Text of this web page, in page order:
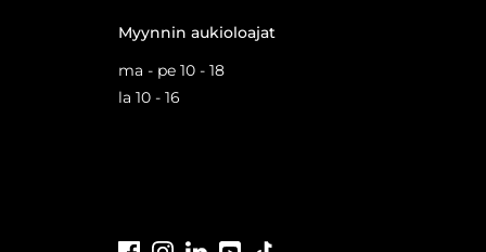
Myynnin aukioloajat
ma - pe 10 - 18
la 10 - 16